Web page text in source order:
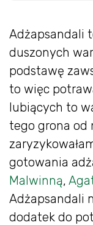
Adżapsandali
duszonych
podstawę
to więc
lubiących to
tego grona od
gotowania
Malwinną,
Adżapsandali
dodatek do